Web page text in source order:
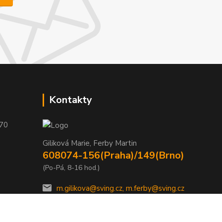
Kontakty
Giliková Marie, Ferby Martin
608074-156(Praha)/149(Brno)
(Po-Pá, 8-16 hod.)
m.gilikova@sving.cz, m.ferby@sving.cz